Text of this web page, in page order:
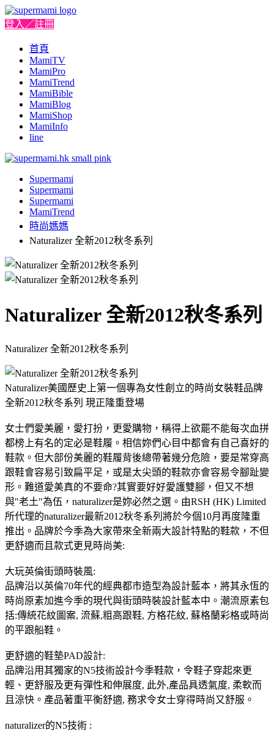
登入／註冊
首頁
MamiTV
MamiPro
MamiTrend
MamiBible
MamiBlog
MamiShop
MamiInfo
line
Supermami
Supermami
Supermami
MamiTrend
時尚媽媽
Naturalizer 全新2012秋冬系列
Naturalizer 全新2012秋冬系列
Naturalizer 全新2012秋冬系列
Naturalizer美國歷史上第一個專為女性創立的時尚女裝鞋品牌
全新2012秋冬系列 現正隆重登場
女士們愛美麗，愛打扮，更愛購物，稱得上欲罷不能每次血拼
都榜上有名的定必是鞋履。相信妳們心目中都會有自己喜好的
鞋款。但大部份美麗的鞋履背後總帶著幾分危險，要是常穿高
跟鞋會容易引致扁平足，或是太尖頭的鞋款亦會容易令腳趾變
形。難道愛美真的不要命?其實要好好愛護雙腳，但又不想
與"老土"為伍，naturalizer是妳必然之選。由RSH (HK) Limited
所代理的naturalizer最新2012秋冬系列將於今個10月再度隆重
推出。品牌於今季為大家帶來全新兩大設計特點的鞋款，不但
更舒適而且款式更見時尚美:
大玩英倫街頭時裝風:
品牌沿以英倫70年代的經典都市造型為設計藍本，將其永恆的
時尚原素加進今季的現代與街頭時裝設計藍本中。潮流原素包
括:傳統花紋圖案, 流蘇,粗高跟鞋, 方格花紋, 蘇格蘭彩格或時尚
的平跟船鞋。
更舒適的鞋墊PAD設計:
品牌沿用其獨家的N5技術設計今季鞋款，令鞋子穿起來更
輕、更舒服及更有彈性和伸展度, 此外,產品具透氣度, 柔軟而
且涼快。產品著重平衡舒適, 務求令女士穿得時尚又舒服。
naturalizer的N5技術 :